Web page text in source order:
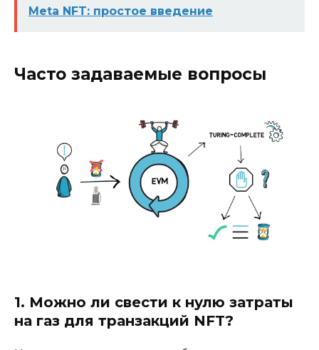
Meta NFT: простое введение
Часто задаваемые вопросы
1. Можно ли свести к нулю затраты
на газ для транзакций NFT?